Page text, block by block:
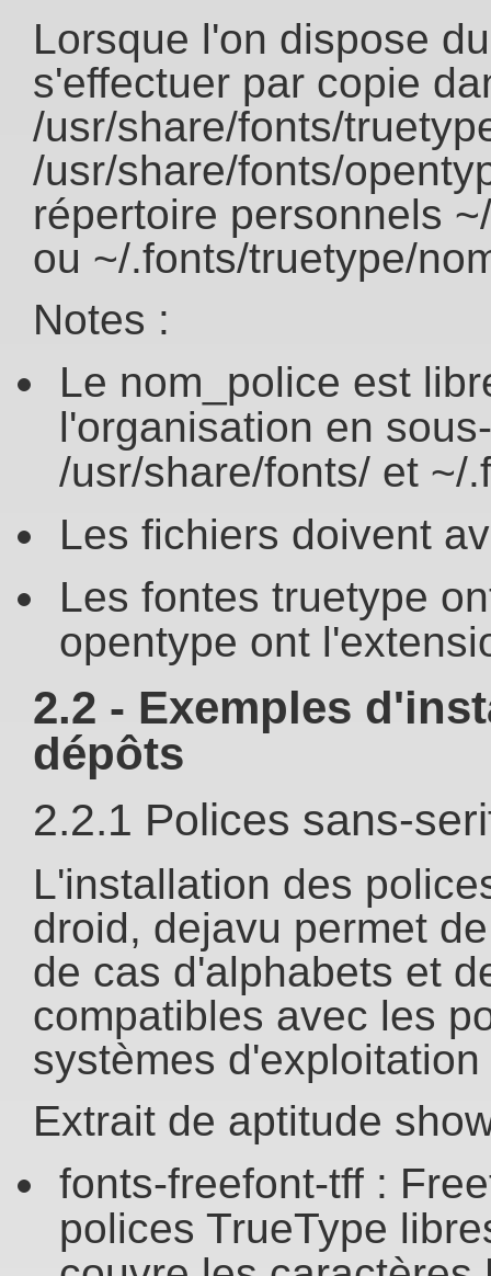
Lorsque l'on dispose
s'effectuer par copie
/usr/share/fonts/
/usr/share/fonts/
répertoire personnels
ou ~/.fonts/truetype/
Notes :
Le nom_police est
l'organisation en
/usr/share/fonts/ et ~/
Les fichiers doivent
Les fontes truetype
opentype ont
2.2 - Exemples
dépôts
2.2.1 Polices sans-
L'installation des
droid, dejavu permet
de cas d'alphabets et
compatibles avec les
systèmes d'exploitation
Extrait de aptitude
fonts-freefont-tff :
polices TrueType